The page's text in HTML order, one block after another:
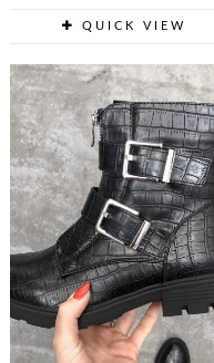
QUICK VIEW